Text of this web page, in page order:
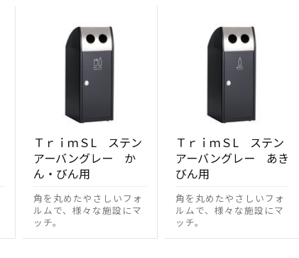
ＴｒｉｍＳL ステン
アーバングレー か
ん・びん用
角を丸めたやさしいフォ
ルムで、様々な施設にマ
ッチ。
ＴｒｉｍＳL ステン
アーバングレー あき
びん用
角を丸めたやさしいフォ
ルムで、様々な施設にマ
ッチ。